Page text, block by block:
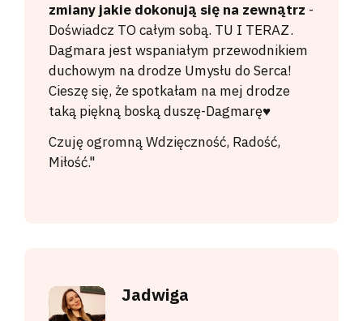
zmiany jakie dokonują się na zewnątrz -
Doświadcz TO całym sobą. TU I TERAZ.
Dagmara jest wspaniałym przewodnikiem
duchowym na drodze Umysłu do Serca!
Cieszę się, że spotkałam na mej drodze
taką piękną boską duszę-Dagmarę♥️
Czuję ogromną Wdzięczność, Radość,
Miłość."
Jadwiga